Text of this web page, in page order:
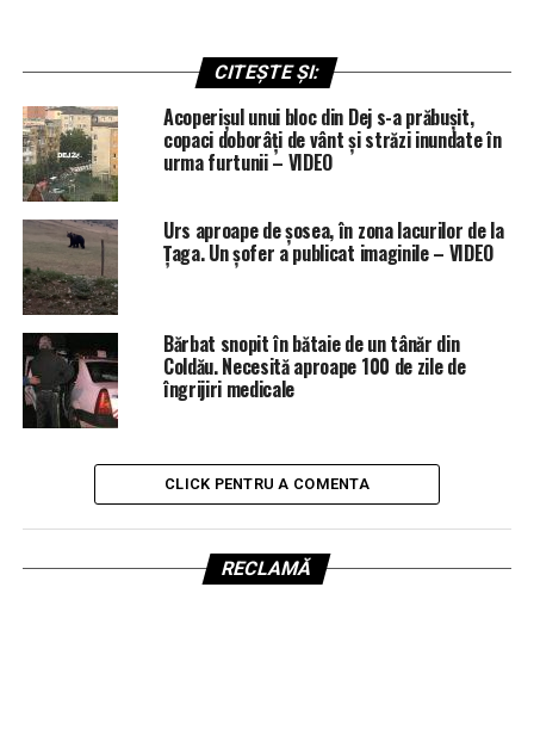
CITEȘTE ȘI:
Acoperișul unui bloc din Dej s-a prăbușit,
copaci doborâți de vânt și străzi inundate în
urma furtunii – VIDEO
Urs aproape de șosea, în zona lacurilor de la
Țaga. Un șofer a publicat imaginile – VIDEO
Bărbat snopit în bătaie de un tânăr din
Coldău. Necesită aproape 100 de zile de
îngrijiri medicale
CLICK PENTRU A COMENTA
RECLAMĂ